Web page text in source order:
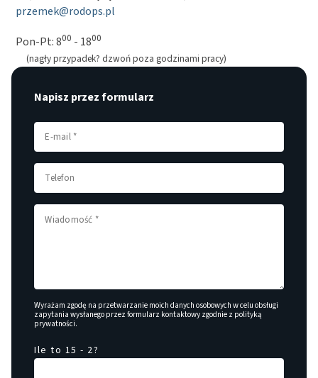
przemek@rodops.pl
Pon-Pt: 800 - 1800
(nagły przypadek? dzwoń poza godzinami pracy)
Napisz przez formularz
Wyrażam zgodę na przetwarzanie moich danych osobowych w celu obsługi
zapytania wysłanego przez formularz kontaktowy zgodnie z polityką
prywatności.
Ile to 15 - 2?